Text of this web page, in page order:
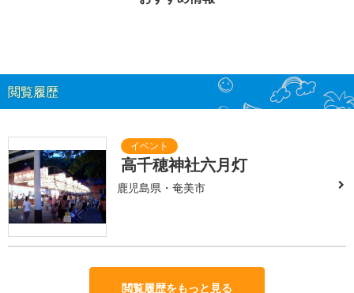
閲覧履歴
高千穂神社六月灯
鹿児島県・奄美市
閲覧履歴をもっと見る